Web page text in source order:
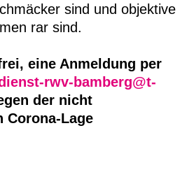
sind und objektive
rar sind.
eine Anmeldung per
rwv-bamberg@t-
der nicht
Corona-Lage